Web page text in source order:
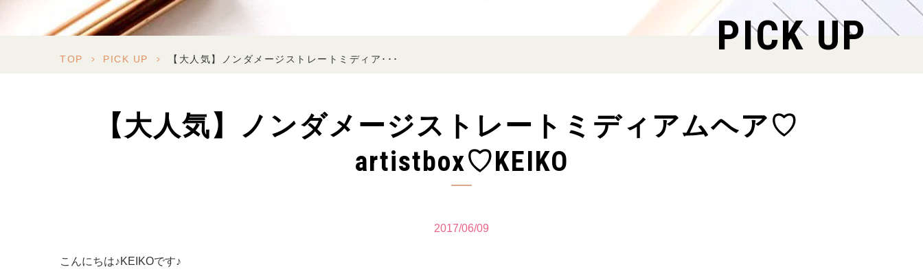
PICK UP
TOP > PICK UP > 【大人気】ノンダメージストレートミディア･･･
【大人気】ノンダメージストレートミディアムヘア♡
artistbox♡KEIKO
2017/06/09
こんにちは♪KEIKOです♪